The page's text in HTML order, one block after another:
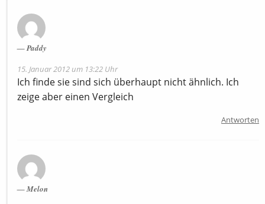
Paddy
15. Januar 2012 um 13:22 Uhr
Ich finde sie sind sich überhaupt nicht ähnlich. Ich
zeige aber einen Vergleich
Antworten
Melon